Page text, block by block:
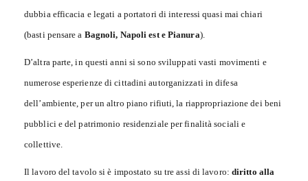
dubbia efficacia e legati a portatori di interessi quasi mai chiari
(basti pensare a Bagnoli, Napoli est e Pianura).
D’altra parte, in questi anni si sono sviluppati vasti movimenti e
numerose esperienze di cittadini autorganizzati in difesa
dell’ambiente, per un altro piano rifiuti, la riappropriazione dei beni
pubblici e del patrimonio residenziale per finalità sociali e
collettive.
Il lavoro del tavolo si è impostato su tre assi di lavoro: diritto alla